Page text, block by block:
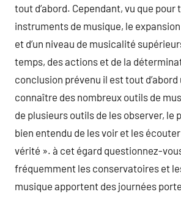
tout d’abord. Cependant, vu que pour
instruments de musique, le expansion
et d’un niveau de musicalité
temps, des actions et de la
conclusion prévenu il est tout d’abord
connaître des nombreux outils de
de plusieurs outils de les observer, le
bien entendu de les voir et les
vérité ». à cet égard questionnez-
fréquemment les conservatoires et
musique apportent des journées